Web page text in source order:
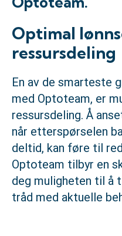
Optimal
ressursdeling
En av de smarteste
med Optoteam, er
ressursdeling. Å
når etterspørselen
deltid, kan føre til
Optoteam tilbyr en
deg muligheten til å
tråd med aktuelle